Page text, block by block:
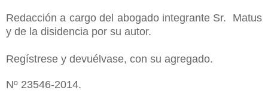
Redacción a cargo del abogado integrante Sr. Matus
y de la disidencia por su autor.
Regístrese y devuélvase, con su agregado.
Nº 23546-2014.